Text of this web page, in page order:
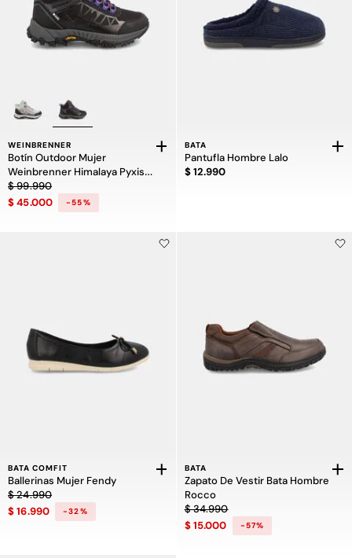
WEINBRENNER
Botín Outdoor Mujer
Weinbrenner Himalaya Pyxis
Mid
Precio rebajado de $ 99.990 a $ 45.000, descuento del 55 por ciento
$ 99.990
$ 45.000
-55%
BATA
Pantufla Hombre Lalo
Precio $ 12.990
$ 12.990
BATA COMFIT
Ballerinas Mujer Fendy
Precio rebajado de $ 24.990 a $ 16.990, descuento del 32 por ciento
$ 24.990
$ 16.990
-32%
BATA
Zapato De Vestir Bata Hombre
Rocco
Precio rebajado de $ 34.990 a $
$ 34.990
$ 15.000
-57%